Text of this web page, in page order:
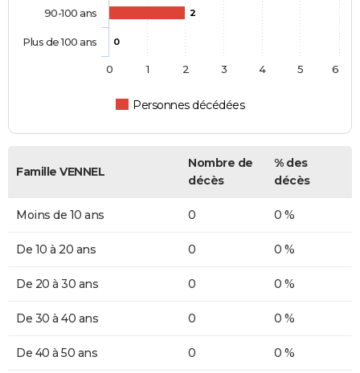
2
0
Personnes décédées
90-100 ans
Plus de 100 ans
0 1 2 3 4 5 6
Famille VENNEL
Nombre de
décès
% des
décès
Moins de 10 ans 0 0 %
De 10 à 20 ans 0 0 %
De 20 à 30 ans 0 0 %
De 30 à 40 ans 0 0 %
De 40 à 50 ans 0 0 %